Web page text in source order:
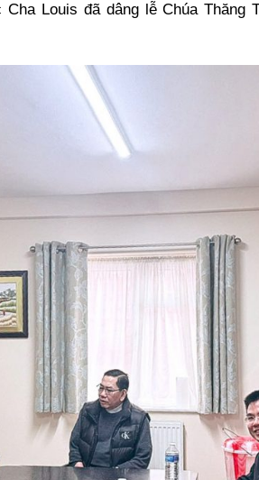
Louis đã dâng lễ Chúa Thăng